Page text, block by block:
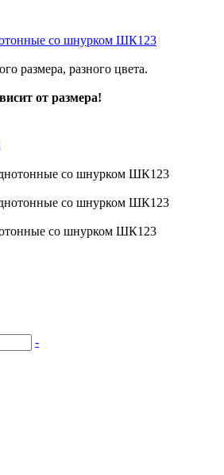
со шнурком ШК123
размера, разного цвета.
от размера!
со шнурком ШК123
-